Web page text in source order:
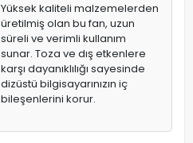
Yüksek kaliteli malzemelerden
üretilmiş olan bu fan, uzun
süreli ve verimli kullanım
sunar. Toza ve dış etkenlere
karşı dayanıklılığı sayesinde
dizüstü bilgisayarınızın iç
bileşenlerini korur.